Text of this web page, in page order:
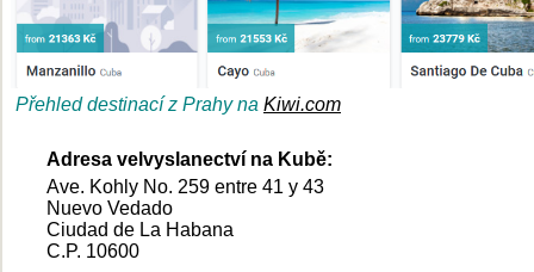
Přehled destinací z Prahy na Kiwi.com
Adresa velvyslanectví na Kubě:
Ave. Kohly No. 259 entre 41 y 43
Nuevo Vedado
Ciudad de La Habana
C.P. 10600